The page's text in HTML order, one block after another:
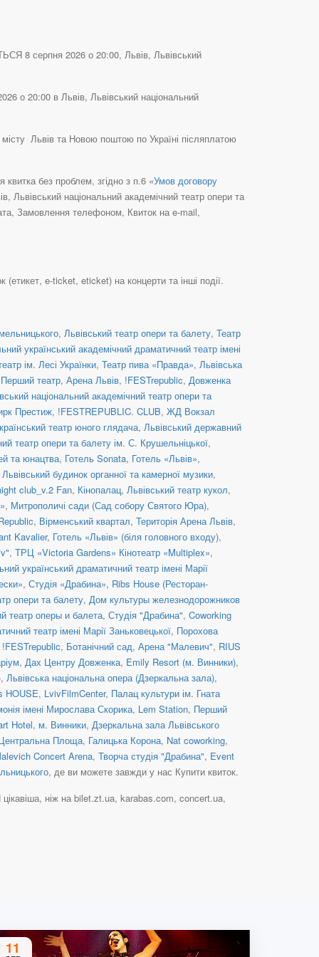
8 серпня 2026 о 20:00, Львів, Львівський
20:00 в Львів, Львівський національний
Львів та Новою поштою по Україні післяплатою
без проблем, згідно з п.6 «Умов договору
Львівський національний академічний театр опери та
Замовлення телефоном, Квиток на e-mail,
e-ticket, eticket) на концерти та інші події.
, Львівський театр опери та балету, Театр
український академічний драматичний театр імені
ім. Лесі Українки, Театр пива «Правда», Львівська
Перший театр, Арена Львів, !FESTrepublic, Довженка
національний академічний театр опери та
Престиж, !FESTREPUBLIC. CLUB, ЖД Вокзал
театр юного глядача, Львівський державний
театр опери та балету ім. С. Крушельніцької,
та юнацтва, Готель Sonata, Готель «Львів»,
Львівський будинок органної та камерної музики,
club_v.2 Fan, Кінопалац, Львівський театр кукол,
, Митрополичі сади (Сад собору Святого Юра),
, Вірменський квартал, Територія Арена Львів,
Kavalier, Готель «Львів» (біля головного входу),
, ТРЦ «Victoria Gardens» Кінотеатр «Multiplex»,
український драматичний театр імені Марії
, Студія «Драбина», Ribs House (Ресторан-
опери та балету, Дом культуры железнодорожников
театр оперы и балета, Студія "Драбина", Coworking
театр імені Марії Заньковецької, Порохова
, Ботанічний сад, Арена "Малевич", RIUS
, Дах Центру Довженка, Emily Resort (м. Винники),
, Львівська національна опера (Дзеркальна зала),
HOUSE, LvivFilmCenter, Палац культури ім. Гната
імені Мирослава Скорика, Lem Station, Перший
Hotel, м. Винники, Дзеркальна зала Львівського
Площа, Галицька Корона, Nat coworking,
Concert Arena, Творча студія "Драбина", Event
, де ви можете завжди у нас Купити квиток.
ніж на bilet.zt.ua, karabas.com, concert.ua,
11